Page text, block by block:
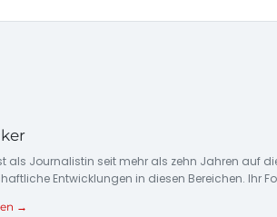
als Journalistin seit mehr als zehn Jahren auf
Entwicklungen in diesen Bereichen. Ihr
→